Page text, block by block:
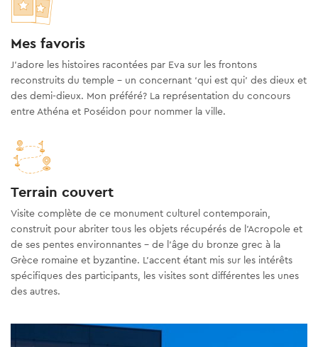
Mes favoris
J’adore les histoires racontées par Eva sur les frontons
reconstruits du temple - un concernant ‘qui est qui’ des dieux et
des demi-dieux. Mon préféré? La représentation du concours
entre Athéna et Poséidon pour nommer la ville.
Terrain couvert
Visite complète de ce monument culturel contemporain,
construit pour abriter tous les objets récupérés de l'Acropole et
de ses pentes environnantes - de l'âge du bronze grec à la
Grèce romaine et byzantine. L'accent étant mis sur les intérêts
spécifiques des participants, les visites sont différentes les unes
des autres.